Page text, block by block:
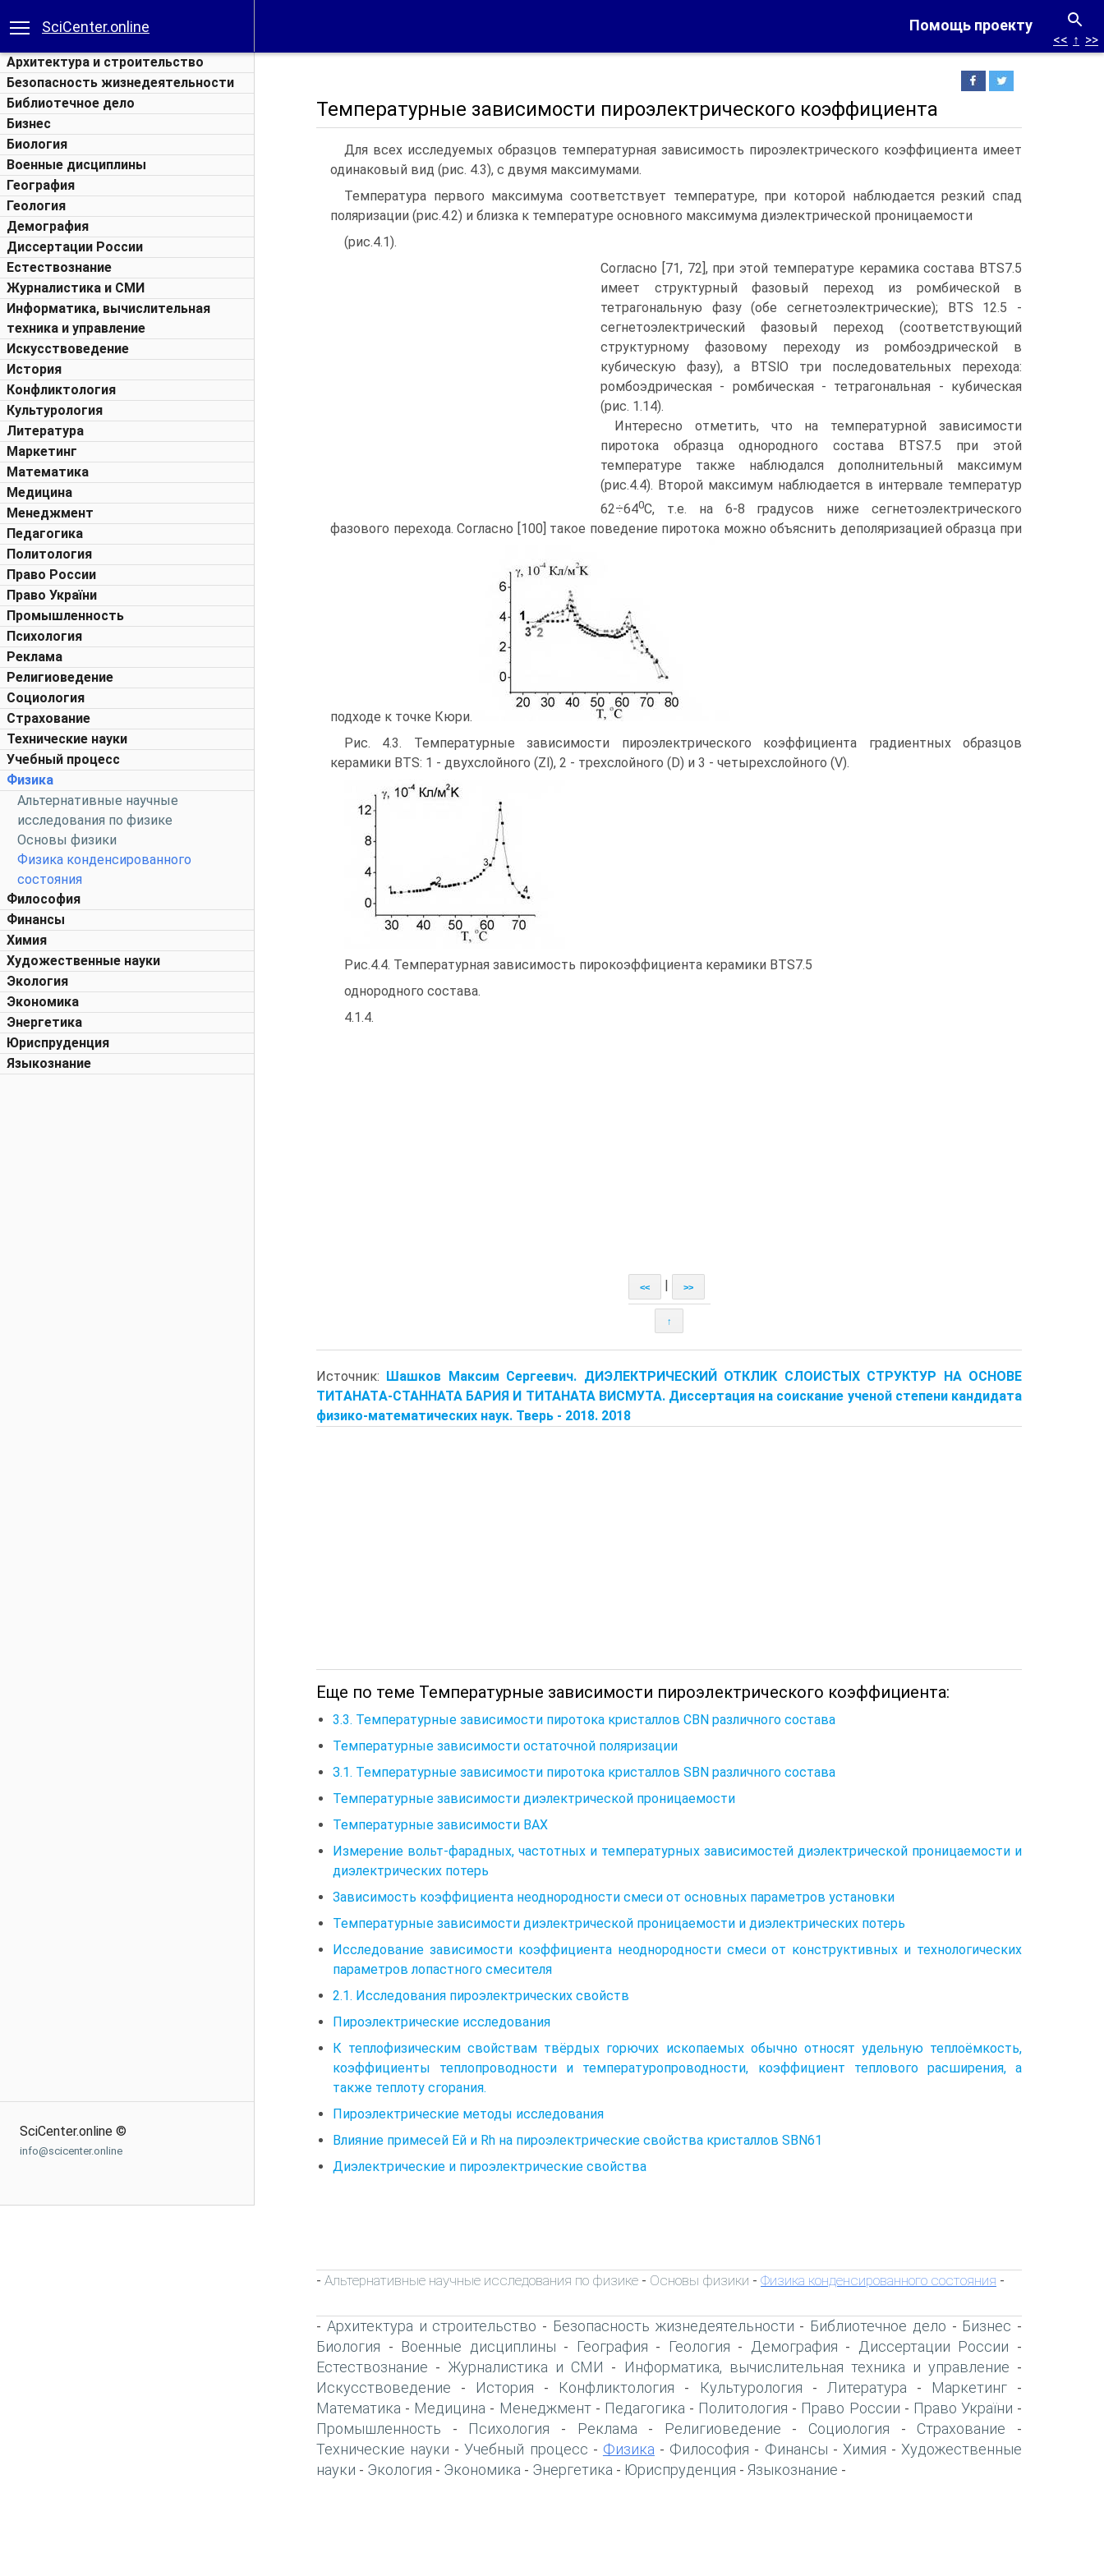
Помощь проекту
SciCenter.online
Архитектура и строительство
Безопасность жизнедеятельности
Библиотечное дело
Бизнес
Биология
Военные дисциплины
География
Геология
Демография
Диссертации России
Естествознание
Журналистика и СМИ
Информатика, вычислительная
техника и управление
Искусствоведение
История
Конфликтология
Культурология
Литература
Маркетинг
Математика
Медицина
Менеджмент
Педагогика
Политология
Право России
Право України
Промышленность
Психология
Реклама
Религиоведение
Социология
Страхование
Технические науки
Учебный процесс
Физика
Альтернативные научные
исследования по физике
Основы физики
Физика конденсированного
состояния
Философия
Финансы
Химия
Художественные науки
Экология
Экономика
Энергетика
Юриспруденция
Языкознание
SciCenter.online ©
info@scicenter.online
<< ↑ >>
Температурные зависимости пироэлектрического коэффициента
Для всех исследуемых образцов температурная зависимость пироэлектрического коэффициента имеет
одинаковый вид (рис. 4.3), с двумя максимумами.
Температура первого максимума соответствует температуре, при которой наблюдается резкий спад
поляризации (рис.4.2) и близка к температуре основного максимума диэлектрической проницаемости
(рис.4.1).
Согласно [71, 72], при этой температуре керамика состава BTS7.5
имеет структурный фазовый переход из ромбической в
тетрагональную фазу (обе сегнетоэлектрические); BTS 12.5 -
сегнетоэлектрический фазовый переход (соответствующий
структурному фазовому переходу из ромбоэдрической в
кубическую фазу), a BTSlO три последовательных перехода:
ромбоэдрическая - ромбическая - тетрагональная - кубическая
(рис. 1.14).
Интересно отметить, что на температурной зависимости
пиротока образца однородного состава BTS7.5 при этой
температуре также наблюдался дополнительный максимум
(рис.4.4). Второй максимум наблюдается в интервале температур
62÷640C, т.е. на 6-8 градусов ниже сегнетоэлектрического
фазового перехода. Согласно [100] такое поведение пиротока можно объяснить деполяризацией образца при
подходе к точке Кюри.
Рис. 4.3. Температурные зависимости пироэлектрического коэффициента градиентных образцов
керамики BTS: 1 - двухслойного (Zl), 2 - трехслойного (D) и 3 - четырехслойного (V).
Рис.4.4. Температурная зависимость пирокоэффициента керамики BTS7.5
однородного состава.
4.1.4.
<< >>
↑
Источник: Шашков Максим Сергеевич. ДИЭЛЕКТРИЧЕСКИЙ ОТКЛИК СЛОИСТЫХ СТРУКТУР НА ОСНОВЕ
ТИТAHATА-СТАННАТА БАРИЯ И ТИТАНАТА ВИСМУТА. Диссертация на соискание ученой степени кандидата
физико-математических наук. Тверь - 2018. 2018
Еще по теме Температурные зависимости пироэлектрического коэффициента:
3.3. Температурные зависимости пиротока кристаллов CBN различного состава
Температурные зависимости остаточной поляризации
З.1. Температурные зависимости пиротока кристаллов SBN различного состава
Температурные зависимости диэлектрической проницаемости
Температурные зависимости ВАХ
Измерение вольт-фарадных, частотных и температурных зависимостей диэлектрической проницаемости и
диэлектрических потерь
Зависимость коэффициента неоднородности смеси от основных параметров установки
Температурные зависимости диэлектрической проницаемости и диэлектрических потерь
Исследование зависимости коэффициента неоднородности смеси от конструктивных и технологических
параметров лопастного смесителя
2.1. Исследования пироэлектрических свойств
Пироэлектрические исследования
К теплофизическим свойствам твёрдых горючих ископаемых обычно относят удельную теплоёмкость,
коэффициенты теплопроводности и температуропроводности, коэффициент теплового расширения, а
также теплоту сгорания.
Пироэлектрические методы исследования
Влияние примесей Ей и Rh на пироэлектрические свойства кристаллов SBN61
Диэлектрические и пироэлектрические свойства
- Альтернативные научные исследования по физике - Основы физики - Физика конденсированного состояния -
- Архитектура и строительство - Безопасность жизнедеятельности - Библиотечное дело - Бизнес -
Биология - Военные дисциплины - География - Геология - Демография - Диссертации России -
Естествознание - Журналистика и СМИ - Информатика, вычислительная техника и управление -
Искусствоведение - История - Конфликтология - Культурология - Литература - Маркетинг-
Математика - Медицина - Менеджмент- Педагогика - Политология - Право России - Право України -
Промышленность - Психология - Реклама - Религиоведение - Социология - Страхование -
Технические науки -Учебный процесс - Физика - Философия - Финансы - Химия -Художественные
науки - Экология - Экономика - Энергетика - Юриспруденция - Языкознание -